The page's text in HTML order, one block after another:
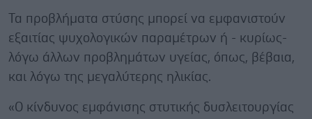
Τα προβλήματα στύσης μπορεί να εμφανιστούν
εξαιτίας ψυχολογικών παραμέτρων ή - κυρίως-
λόγω άλλων προβλημάτων υγείας, όπως, βέβαια,
και λόγω της μεγαλύτερης ηλικίας.
«Ο κίνδυνος εμφάνισης στυτικής δυσλειτουργίας